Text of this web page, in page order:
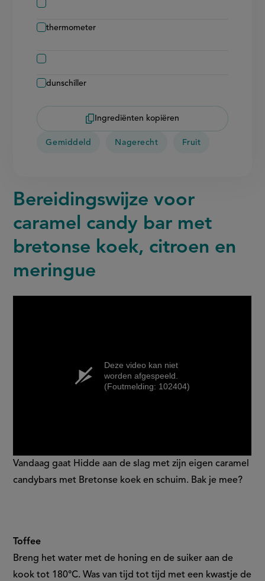
thermometer
dunschiller
Ingrediënten kopiëren
Gemiddeld Nagerecht Fruit
Bereidingswijze voor
caramel candy bar met
bretonse koek, citroen en
meringue
Deze video kan niet
worden afgespeeld.
(Foutmelding: 102404)
Vandaag gaat Hidde aan de slag met zijn eigen caramel
candybars met Bretonse koek en schuim. Bak je mee?
Toffee
Breng het water met de honing en de suiker aan de
kook tot 180°C. Was van tijd tot tijd met een kwastje de